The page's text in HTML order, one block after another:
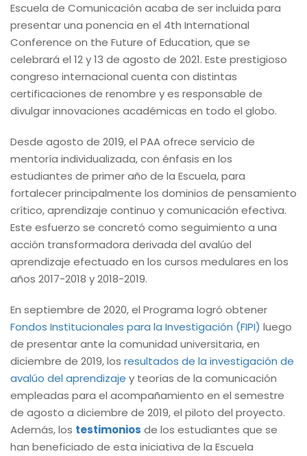
Escuela de Comunicación acaba de ser incluida para
presentar una ponencia en el 4th International
Conference on the Future of Education, que se
celebrará el 12 y 13 de agosto de 2021. Este prestigioso
congreso internacional cuenta con distintas
certificaciones de renombre y es responsable de
divulgar innovaciones académicas en todo el globo.
Desde agosto de 2019, el PAA ofrece servicio de
mentoría individualizada, con énfasis en los
estudiantes de primer año de la Escuela, para
fortalecer principalmente los dominios de pensamiento
crítico, aprendizaje continuo y comunicación efectiva.
Este esfuerzo se concretó como seguimiento a una
acción transformadora derivada del avalúo del
aprendizaje efectuado en los cursos medulares en los
años 2017-2018 y 2018-2019.
En septiembre de 2020, el Programa logró obtener
Fondos Institucionales para la Investigación (FIPI) luego
de presentar ante la comunidad universitaria, en
diciembre de 2019, los resultados de la investigación de
avalúo del aprendizaje y teorías de la comunicación
empleadas para el acompañamiento en el semestre
de agosto a diciembre de 2019, el piloto del proyecto.
Además, los testimonios de los estudiantes que se
han beneficiado de esta iniciativa de la Escuela